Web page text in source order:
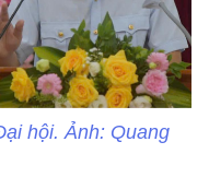
hội. Ảnh: Quang